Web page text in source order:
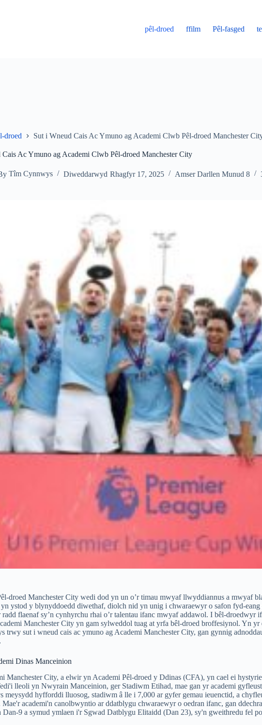
pêl-droed
ffilm Pêl-fasged
droed Sut i Wneud Cais Ac Ymuno ag Academi Clwb Pêl-droed Manchester
Cais Ac Ymuno ag Academi Clwb Pêl-droed Manchester City
Tîm Cynnwys Diweddarwyd Rhagfyr 17, 2025 Amser Darllen Munud 8
droed Manchester City wedi dod yn un o’r timau mwyaf llwyddiannus a mwyaf
ystod y blynyddoedd diwethaf, diolch nid yn unig i chwaraewyr o safon fyd-eang
radd flaenaf sy’n cynhyrchu rhai o’r talentau ifanc mwyaf addawol. I bêl-droedwyr
Manchester City yn gam sylweddol tuag at yrfa bêl-droed broffesiynol. Yn
trwy sut i wneud cais ac ymuno ag Academi Manchester City, gan gynnig
Dinas Manceinion
Manchester City, a elwir yn Academi Pêl-droed y Ddinas (CFA), yn cael ei
lleoli yn Nwyrain Manceinion, ger Stadiwm Etihad, mae gan yr academi
meysydd hyfforddi lluosog, stadiwm â lle i 7,000 ar gyfer gemau ieuenctid, a
Mae'r academi'n canolbwyntio ar ddatblygu chwaraewyr o oedran ifanc, gan
Dan-9 a symud ymlaen i'r Sgwad Datblygu Elitaidd (Dan 23), sy'n gweithredu fel